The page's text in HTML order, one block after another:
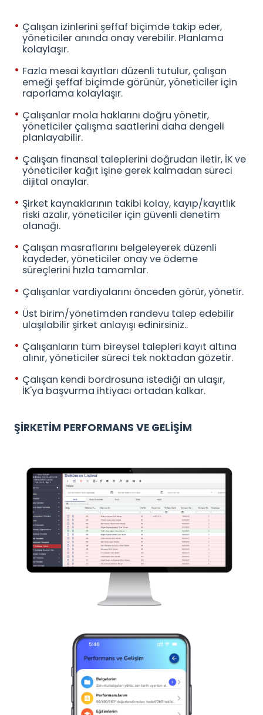
Çalışan izinlerini şeffaf biçimde takip eder,
yöneticiler anında onay verebilir. Planlama
kolaylaşır.
Fazla mesai kayıtları düzenli tutulur, çalışan
emeği şeffaf biçimde görünür, yöneticiler için
raporlama kolaylaşır.
Çalışanlar mola haklarını doğru yönetir,
yöneticiler çalışma saatlerini daha dengeli
planlayabilir.
Çalışan finansal taleplerini doğrudan iletir, İK ve
yöneticiler kağıt işine gerek kalmadan süreci
dijital onaylar.
Şirket kaynaklarının takibi kolay, kayıp/kayıtlık
riski azalır, yöneticiler için güvenli denetim
olanağı.
Çalışan masraflarını belgeleyerek düzenli
kaydeder, yöneticiler onay ve ödeme
süreçlerini hızla tamamlar.
Çalışanlar vardiyalarını önceden görür, yönetir.
Üst birim/yönetimden randevu talep edebilir
ulaşılabilir şirket anlayışı edinirsiniz..
Çalışanların tüm bireysel talepleri kayıt altına
alınır, yöneticiler süreci tek noktadan gözetir.
Çalışan kendi bordrosuna istediği an ulaşır,
İK'ya başvurma ihtiyacı ortadan kalkar.
ŞİRKETİM PERFORMANS VE GELİŞİM